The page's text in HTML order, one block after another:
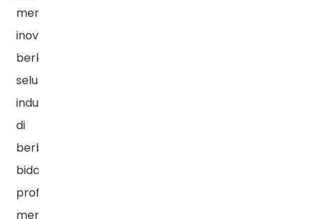
mendorong
inovasi
berkelanjutan
seluruh
industri
di
berbagai
bidang
profesional,
meningkatkan